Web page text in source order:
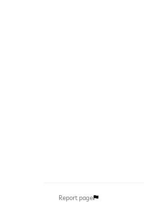
Report page